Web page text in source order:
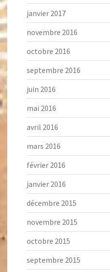
janvier 2017
novembre 2016
octobre 2016
septembre 2016
juin 2016
mai 2016
avril 2016
mars 2016
février 2016
janvier 2016
décembre 2015
novembre 2015
octobre 2015
septembre 2015